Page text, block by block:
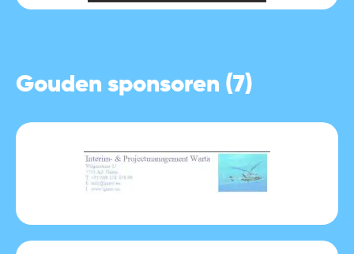
Gouden sponsoren (7)